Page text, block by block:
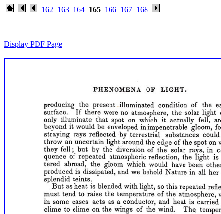
162 163 164 165 166 167 168
Display PDF Page